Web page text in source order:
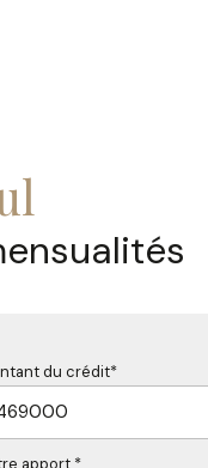
du crédit*
apport *